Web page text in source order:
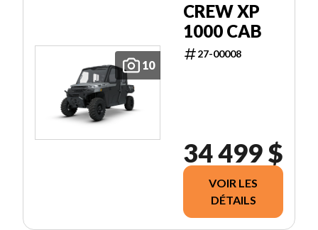
10
CREW XP
1000 CAB
27-00008
34 499 $
VOIR LES
DÉTAILS